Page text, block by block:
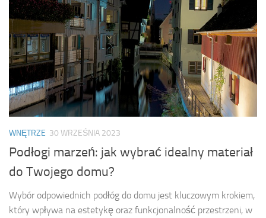
WNĘTRZE 30 WRZEŚNIA 2023
Podłogi marzeń: jak wybrać idealny materiał
do Twojego domu?
Wybór odpowiednich podłóg do domu jest kluczowym krokiem,
który wpływa na estetykę oraz funkcjonalność przestrzeni, w